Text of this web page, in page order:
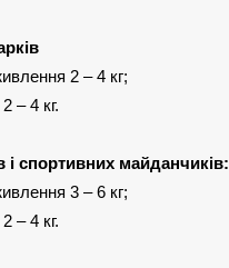
2 – 4 кг;
– 4 кг.
і спортивних майданчиків:
3 – 6 кг;
– 4 кг.